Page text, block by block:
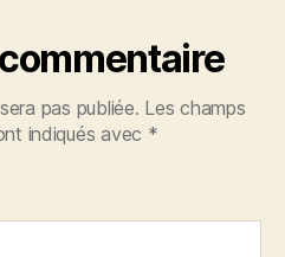
pas publiée. Les champs
indiqués avec *